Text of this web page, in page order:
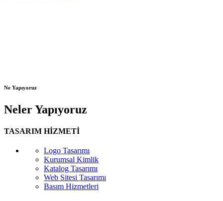
Ne Yapıyoruz
Neler Yapıyoruz
TASARIM HİZMETİ
Logo Tasarımı
Kurumsal Kimlik
Katalog Tasarımı
Web Sitesi Tasarımı
Basım Hizmetleri